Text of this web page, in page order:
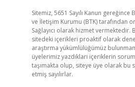
Sitemiz, 5651 Sayılı Kanun
ve İletişim Kurumu (BTK) tarafından
Sağlayıcı olarak hizmet vermektedir.
sitedeki içerikleri proaktif olarak
araştırma yükümlülüğümüz
üyelerimiz yazdıkları içeriklerin
taşımakta olup, siteye üye olarak bu
etmiş sayılırlar.